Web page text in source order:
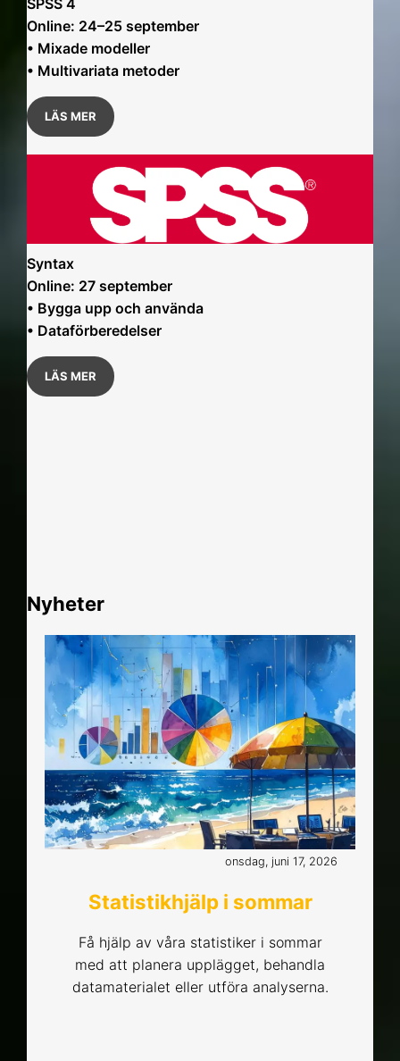
SPSS 4
Online: 24–25 september
• Mixade modeller
• Multivariata metoder
LÄS MER
Syntax
Online: 27 september
• Bygga upp och använda
• Dataförberedelser
LÄS MER
Nyheter
onsdag, juni 17, 2026
Statistikhjälp i sommar
Få hjälp av våra statistiker i sommar
med att planera upplägget, behandla
datamaterialet eller utföra analyserna.